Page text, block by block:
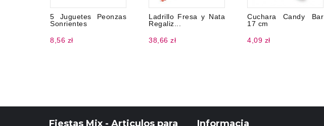
5 Juguetes Peonzas
Sonrientes
8,56 zł
Ladrillo Fresa y Nata
Regaliz...
38,66 zł
Cuchara Candy Bar
17 cm
4,09 zł
Fiestas Mix - Articulos para Informacja